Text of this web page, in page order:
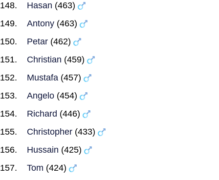
Hasan (463)
Antony (463)
Petar (462)
Christian (459)
Mustafa (457)
Angelo (454)
Richard (446)
Christopher (433)
Hussain (425)
Tom (424)